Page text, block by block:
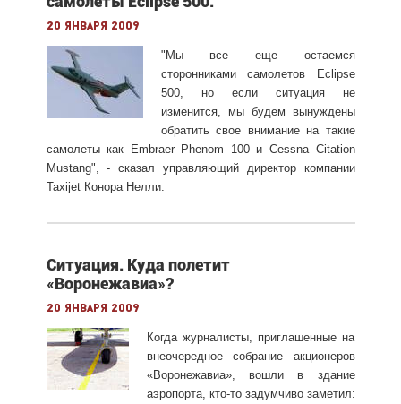
20 января 2009
"Мы все еще остаемся
сторонниками самолетов Eclipse
500, но если ситуация не
изменится, мы будем вынуждены
обратить свое внимание на такие
самолеты как Embraer Phenom 100 и Cessna Citation
Mustang", - сказал управляющий директор компании
Taxijet Конора Нелли.
Ситуация. Куда полетит
«Воронежавиа»?
20 января 2009
Когда журналисты, приглашенные на
внеочередное собрание акционеров
«Воронежавиа», вошли в здание
аэропорта, кто-то задумчиво заметил: